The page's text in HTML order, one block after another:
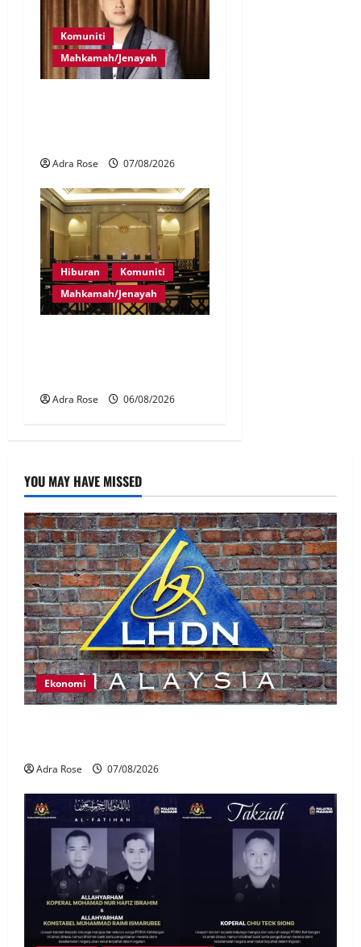
Komuniti
Mahkamah/Jenayah
Adra Rose 07/08/2026
Hiburan
Komuniti
Mahkamah/Jenayah
Adra Rose 06/08/2026
YOU MAY HAVE MISSED
Ekonomi
Adra Rose 07/08/2026